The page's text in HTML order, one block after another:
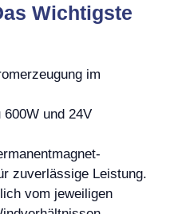
Wichtigste
im
und 24V
zuverlässige Leistung.
vom jeweiligen